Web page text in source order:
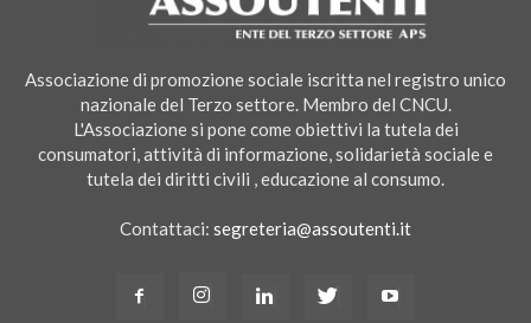
Associazione di promozione sociale iscritta nel registro unico
nazionale del Terzo settore. Membro del CNCU.
L'Associazione si pone come obiettivi la tutela dei
consumatori, attività di informazione, solidarietà sociale e
tutela dei diritti civili , educazione al consumo.
Contattaci: segreteria@assoutenti.it